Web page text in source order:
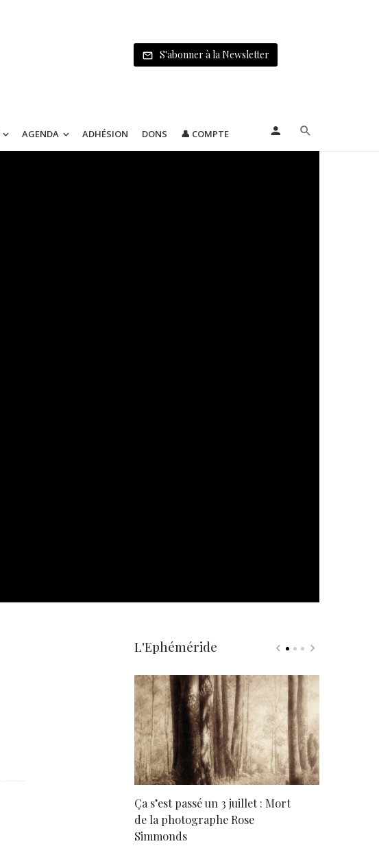
S'abonner à la Newsletter
AGENDA ADHÉSION DONS 👤 COMPTE
L'Ephéméride
Ça s’est passé un 3 juillet : Mort
de la photographe Rose
Simmonds